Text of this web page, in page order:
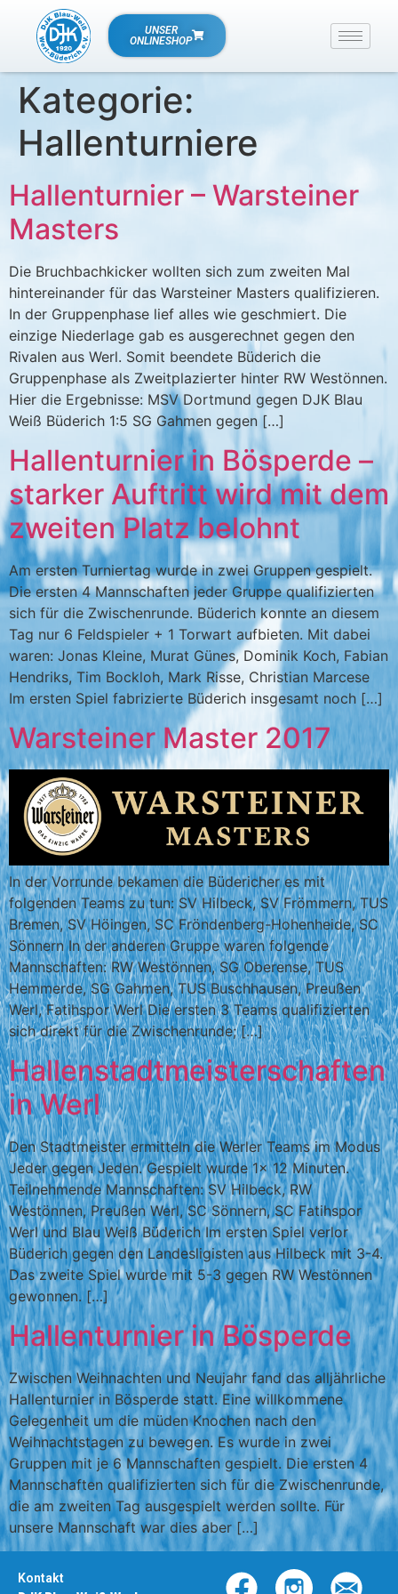
UNSER
ONLINESHOP
Kategorie:
Hallenturniere
Hallenturnier – Warsteiner
Masters
Die Bruchbachkicker wollten sich zum zweiten Mal
hintereinander für das Warsteiner Masters qualifizieren.
In der Gruppenphase lief alles wie geschmiert. Die
einzige Niederlage gab es ausgerechnet gegen den
Rivalen aus Werl. Somit beendete Büderich die
Gruppenphase als Zweitplazierter hinter RW Westönnen.
Hier die Ergebnisse: MSV Dortmund gegen DJK Blau
Weiß Büderich 1:5 SG Gahmen gegen […]
Hallenturnier in Bösperde –
starker Auftritt wird mit dem
zweiten Platz belohnt
Am ersten Turniertag wurde in zwei Gruppen gespielt.
Die ersten 4 Mannschaften jeder Gruppe qualifizierten
sich für die Zwischenrunde. Büderich konnte an diesem
Tag nur 6 Feldspieler + 1 Torwart aufbieten. Mit dabei
waren: Jonas Kleine, Murat Günes, Dominik Koch, Fabian
Hendriks, Tim Bockloh, Mark Risse, Christian Marcese
Im ersten Spiel fabrizierte Büderich insgesamt noch […]
Warsteiner Master 2017
In der Vorrunde bekamen die Büdericher es mit
folgenden Teams zu tun: SV Hilbeck, SV Frömmern, TUS
Bremen, SV Höingen, SC Fröndenberg-Hohenheide, SC
Sönnern In der anderen Gruppe waren folgende
Mannschaften: RW Westönnen, SG Oberense, TUS
Hemmerde, SG Gahmen, TUS Buschhausen, Preußen
Werl, Fatihspor Werl Die ersten 3 Teams qualifizierten
sich direkt für die Zwischenrunde; […]
Hallenstadtmeisterschaften
in Werl
Den Stadtmeister ermitteln die Werler Teams im Modus
Jeder gegen Jeden. Gespielt wurde 1x 12 Minuten.
Teilnehmende Mannschaften: SV Hilbeck, RW
Westönnen, Preußen Werl, SC Sönnern, SC Fatihspor
Werl und Blau Weiß Büderich Im ersten Spiel verlor
Büderich gegen den Landesligisten aus Hilbeck mit 3-4.
Das zweite Spiel wurde mit 5-3 gegen RW Westönnen
gewonnen. […]
Hallenturnier in Bösperde
Zwischen Weihnachten und Neujahr fand das alljährliche
Hallenturnier in Bösperde statt. Eine willkommene
Gelegenheit um die müden Knochen nach den
Weihnachtstagen zu bewegen. Es wurde in zwei
Gruppen mit je 6 Mannschaften gespielt. Die ersten 4
Mannschaften qualifizierten sich für die Zwischenrunde,
die am zweiten Tag ausgespielt werden sollte. Für
unsere Mannschaft war dies aber […]
Kontakt